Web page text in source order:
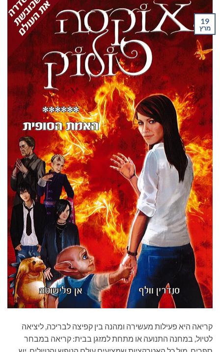
19
מרץ
קריאה היא פעילות מעשירה ומהנה בין קפיצה לבריכה, ליציאה
לטיול, במחנה התנועה או מתחת למזגן בבית: קריאה במבחר